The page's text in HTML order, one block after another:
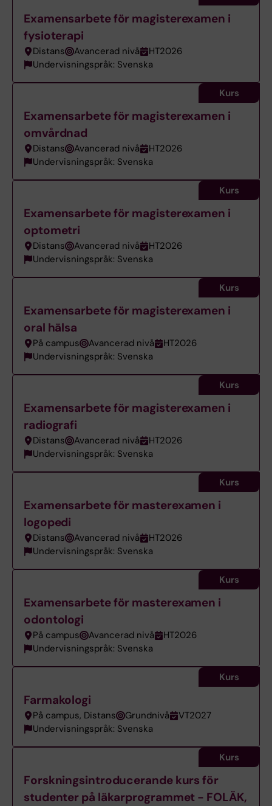
Examensarbete för magisterexamen i
fysioterapi
Distans Avancerad nivå
HT2026
Undervisningspråk: Svenska
Examensarbete för magisterexamen i
omvårdnad
Distans Avancerad nivå
HT2026
Undervisningspråk: Svenska
Kurs
Examensarbete för magisterexamen i
optometri
Distans Avancerad nivå
HT2026
Undervisningspråk: Svenska
Kurs
Examensarbete för magisterexamen i
oral hälsa
På campus Avancerad nivå
HT2026
Undervisningspråk: Svenska
Kurs
Examensarbete för magisterexamen i
radiografi
Distans Avancerad nivå
HT2026
Undervisningspråk: Svenska
Kurs
Examensarbete för masterexamen i
logopedi
Distans Avancerad nivå
HT2026
Undervisningspråk: Svenska
Kurs
Examensarbete för masterexamen i
odontologi
På campus Avancerad nivå
HT2026
Undervisningspråk: Svenska
Kurs
Farmakologi
På campus, Distans Grundnivå
VT2027
Undervisningspråk: Svenska
Kurs
Forskningsintroducerande kurs för
studenter på läkarprogrammet - FOLÄK,
Kurs